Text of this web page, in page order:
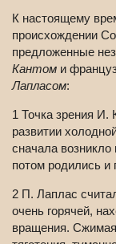
К настоящему
происхождении
предложенные
Кантом и
Лапласом:
1 Точка зрения И.
развитии
сначала
потом родились и
2 П. Лаплас
очень горячей,
вращения.